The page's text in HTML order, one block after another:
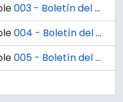
003 - Boletín del Plan Chillán, Año I No.3 Mayo - Junio1955.
004 - Boletín del Plan Chillán, Año I No.4 Julio - Agosto 1955.
005 - Boletín del Plan Chillán, Año I No.5 Septiembre - Octubre 1955.